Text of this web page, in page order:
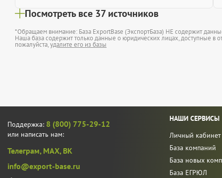
Посмотреть все 37 источников
*Обращаем внимание: База ExportBase (ЭкспортБаза) НЕ содержит
Наша база содержит только данные о юридических лицах, доступные в
пожалуйста,удалите его из базы
Поддержка: 8 (800) 775-29-12
или написать нам:
Телеграм, MAX, ВК
info@export-base.ru
НАШИ СЕРВИСЫ
Личный кабинет
База компаний
База новых
База ЕГРЮЛ